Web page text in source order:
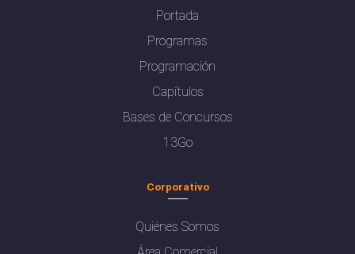
Portada
Programas
Programación
Capítulos
Bases de Concursos
13Go
Corporativo
Quiénes Somos